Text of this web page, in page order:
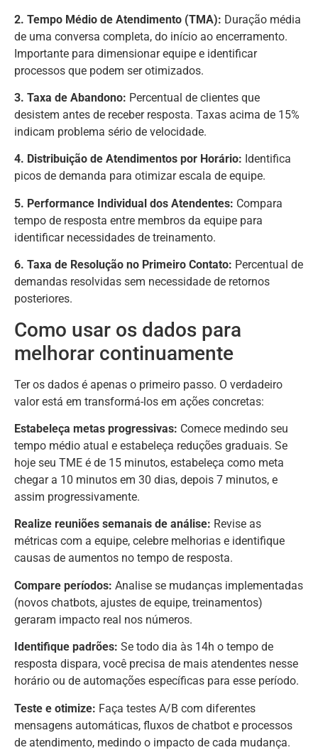
2. Tempo Médio de Atendimento (TMA): Duração média
de uma conversa completa, do início ao encerramento.
Importante para dimensionar equipe e identificar
processos que podem ser otimizados.
3. Taxa de Abandono: Percentual de clientes que
desistem antes de receber resposta. Taxas acima de 15%
indicam problema sério de velocidade.
4. Distribuição de Atendimentos por Horário: Identifica
picos de demanda para otimizar escala de equipe.
5. Performance Individual dos Atendentes: Compara
tempo de resposta entre membros da equipe para
identificar necessidades de treinamento.
6. Taxa de Resolução no Primeiro Contato: Percentual de
demandas resolvidas sem necessidade de retornos
posteriores.
Como usar os dados para
melhorar continuamente
Ter os dados é apenas o primeiro passo. O verdadeiro
valor está em transformá-los em ações concretas:
Estabeleça metas progressivas: Comece medindo seu
tempo médio atual e estabeleça reduções graduais. Se
hoje seu TME é de 15 minutos, estabeleça como meta
chegar a 10 minutos em 30 dias, depois 7 minutos, e
assim progressivamente.
Realize reuniões semanais de análise: Revise as
métricas com a equipe, celebre melhorias e identifique
causas de aumentos no tempo de resposta.
Compare períodos: Analise se mudanças implementadas
(novos chatbots, ajustes de equipe, treinamentos)
geraram impacto real nos números.
Identifique padrões: Se todo dia às 14h o tempo de
resposta dispara, você precisa de mais atendentes nesse
horário ou de automações específicas para esse período.
Teste e otimize: Faça testes A/B com diferentes
mensagens automáticas, fluxos de chatbot e processos
de atendimento, medindo o impacto de cada mudança.